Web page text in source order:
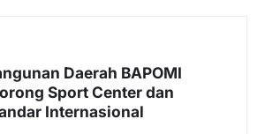
Daerah BAPOMI
Sport Center dan
Internasional